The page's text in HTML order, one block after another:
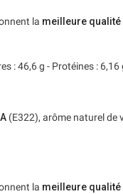
la meilleure
: 46,6 g - Protéines : 6,16
(E322), arôme naturel de
la meilleure